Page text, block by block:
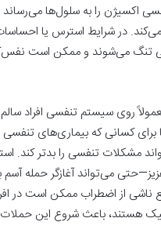
اکسیژن را به سلول‌ها می‌رساند
در شرایط استرس یا
تنگ می‌شوند و ممکن است
روی سیستم تنفسی افراد
مشکلات تنفسی را بدتر کند.
می‌تواند آغازگر حمله
ناشی از اضطراب ممکن است در
هستند، باعث شروع این